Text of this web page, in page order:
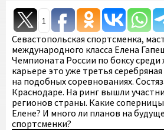
1
Севастопольская спортсменка,
международного класса Елена
Чемпионата России по боксу
карьере это уже третья
на подобных соревнованиях.
Краснодаре. На ринг вышли
регионов страны. Какие
Елене? И много ли планов на
спортсменки?